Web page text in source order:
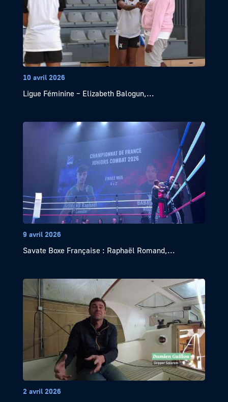
10 avril 2026
Ligue Féminine – Elizabeth Balogun,...
9 avril 2026
Savate Boxe Française : Raphaël Romand,...
2 avril 2026